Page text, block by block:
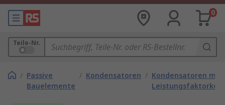
0
Teile-Nr.
/ Passive
Bauelemente
/ Kondensatoren / Kondensatoren mit